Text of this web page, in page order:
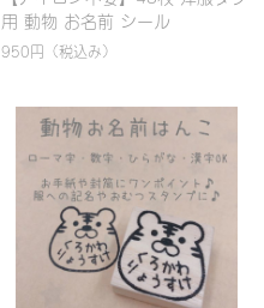
用 動物 お名前 シール
950円 （税込み）